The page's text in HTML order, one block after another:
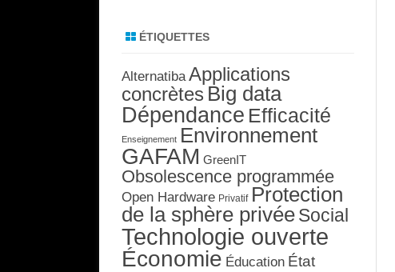
ÉTIQUETTES
Alternatiba Applications
concrètes Big data
Dépendance Efficacité
Enseignement Environnement
GAFAM GreenIT
Obsolescence programmée
Open Hardware Privatif Protection
de la sphère privéeSocial
Technologie ouverte
Économie Éducation État